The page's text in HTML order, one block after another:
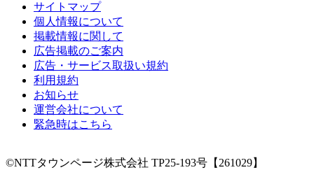
サイトマップ
個人情報について
掲載情報に関して
広告掲載のご案内
広告・サービス取扱い規約
利用規約
お知らせ
運営会社について
緊急時はこちら
©NTTタウンページ株式会社 TP25-193号【261029】